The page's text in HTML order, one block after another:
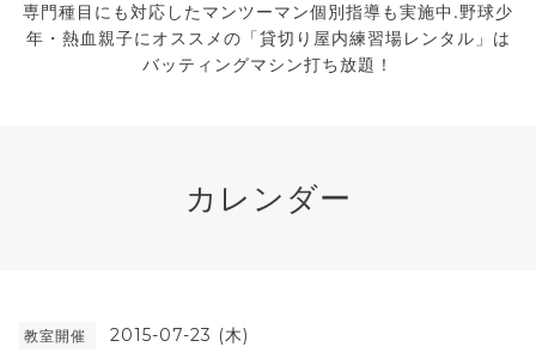
専門種目にも対応したマンツーマン個別指導も実施中.野球少
年・熱血親子にオススメの「貸切り屋内練習場レンタル」は
バッティングマシン打ち放題！
カレンダー
教室開催 2015-07-23 (木)